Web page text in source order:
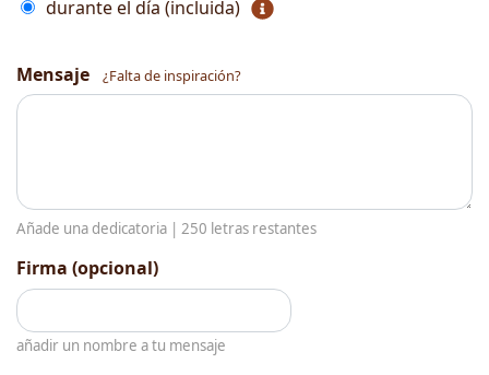
durante el día (incluida)
Mensaje ¿Falta de inspiración?
Añade una dedicatoria | 250 letras restantes
Firma (opcional)
añadir un nombre a tu mensaje